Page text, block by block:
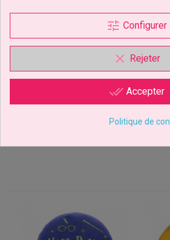
Emporte-Pièce Biscuits Et
Gâteaux Lunettes De
Ajouter au panier
tune Configurer
clear Rejeter
done_all Accepter
Politique de